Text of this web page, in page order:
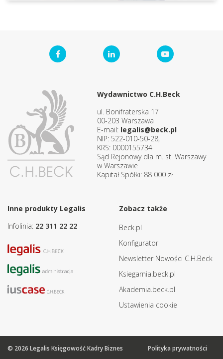
Wydawnictwo C.H.Beck
ul. Bonifraterska 17
00-203 Warszawa
E-mail: legalis@beck.pl
NIP: 522-010-50-28,
KRS: 0000155734
Sąd Rejonowy dla m. st. Warszawy
w Warszawie
Kapitał Spółki: 88 000 zł
Inne produkty Legalis
Infolinia: 22 311 22 22
Zobacz także
Beck.pl
Konfigurator
Newsletter Nowości C.H.Beck
Ksiegarnia.beck.pl
Akademia.beck.pl
Ustawienia cookie
© 2026 Legalis Księgowość Kadry Biznes Polityka prywatności